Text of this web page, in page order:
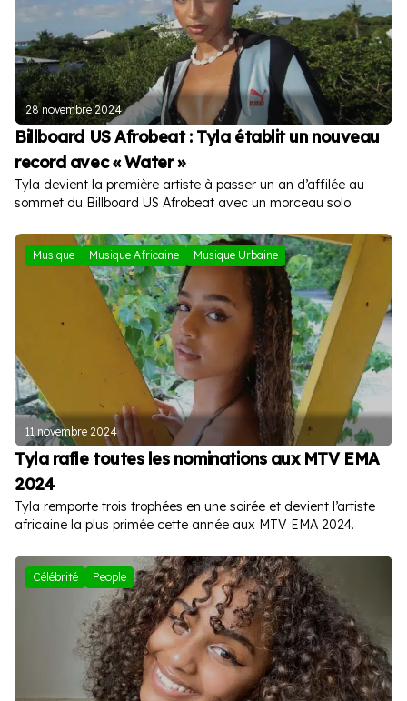
28 novembre 2024
Billboard US Afrobeat : Tyla établit un nouveau
record avec « Water »
Tyla devient la première artiste à passer un an d’affilée au
sommet du Billboard US Afrobeat avec un morceau solo.
Musique Musique Africaine Musique Urbaine
11 novembre 2024
Tyla rafle toutes les nominations aux MTV EMA
2024
Tyla remporte trois trophées en une soirée et devient l’artiste
africaine la plus primée cette année aux MTV EMA 2024.
Célébrité People